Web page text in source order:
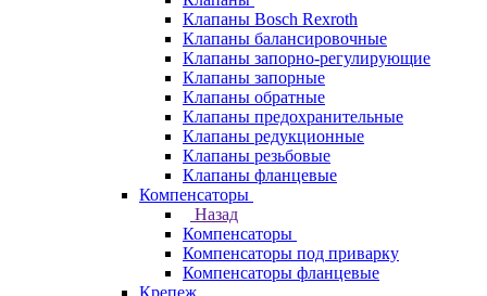
Клапаны Bosch Rexroth
Клапаны балансировочные
Клапаны запорно-регулирующие
Клапаны запорные
Клапаны обратные
Клапаны предохранительные
Клапаны редукционные
Клапаны резьбовые
Клапаны фланцевые
Компенсаторы
Назад
Компенсаторы
Компенсаторы под приварку
Компенсаторы фланцевые